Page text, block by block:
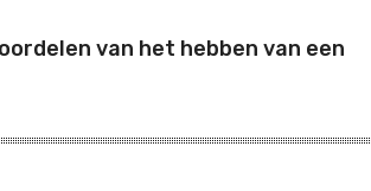
van het hebben van een